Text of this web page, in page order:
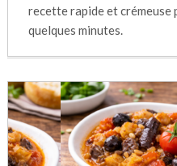
recette rapide et crémeuse
quelques minutes.